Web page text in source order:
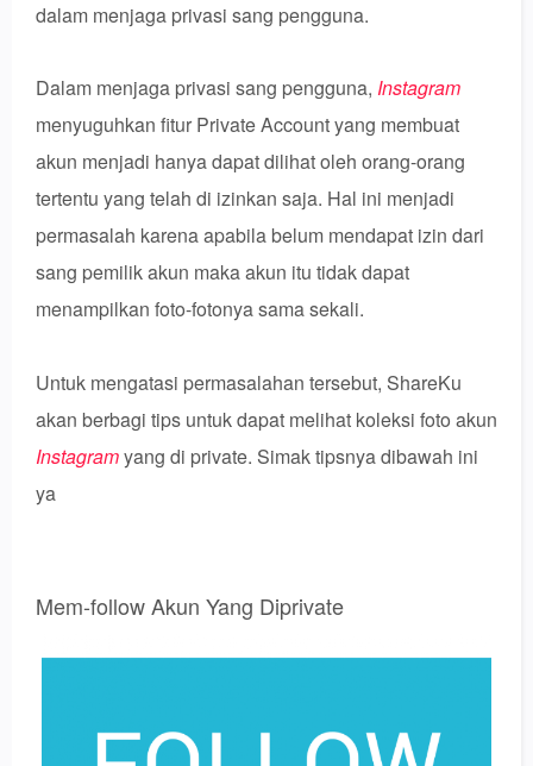
dalam menjaga privasi sang pengguna.
Dalam menjaga privasi sang pengguna, Instagram
menyuguhkan fitur Private Account yang membuat
akun menjadi hanya dapat dilihat oleh orang-orang
tertentu yang telah di izinkan saja. Hal ini menjadi
permasalah karena apabila belum mendapat izin dari
sang pemilik akun maka akun itu tidak dapat
menampilkan foto-fotonya sama sekali.
Untuk mengatasi permasalahan tersebut, ShareKu
akan berbagi tips untuk dapat melihat koleksi foto akun
Instagramyang di private. Simak tipsnya dibawah ini
ya
Mem-follow Akun Yang Diprivate